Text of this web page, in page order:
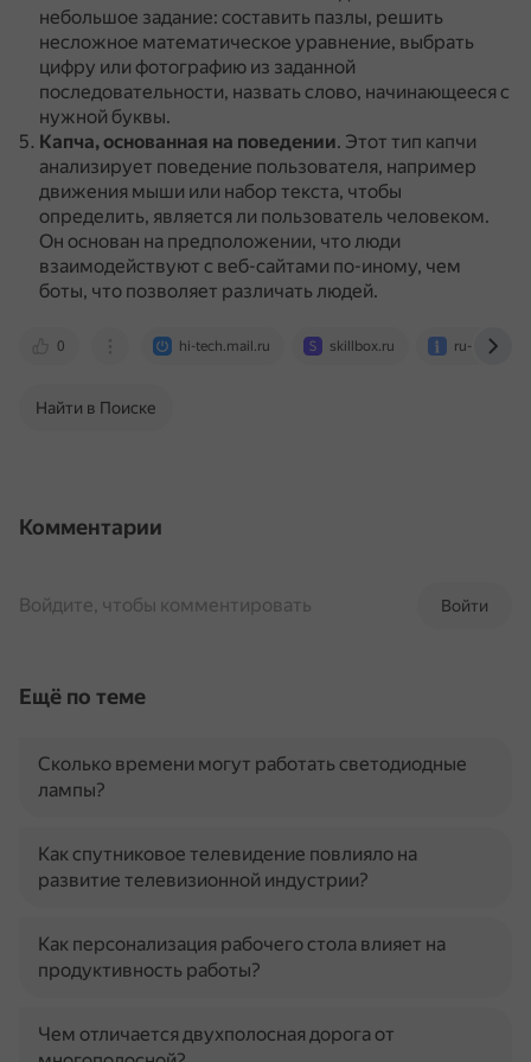
небольшое задание: составить пазлы, решить
несложное математическое уравнение, выбрать
цифру или фотографию из заданной
последовательности, назвать слово, начинающееся с
нужной буквы.
Капча, основанная на поведении. Этот тип капчи
анализирует поведение пользователя, например
движения мыши или набор текста, чтобы
определить, является ли пользователь человеком.
Он основан на предположении, что люди
взаимодействуют с веб-сайтами по-иному, чем
боты, что позволяет различать людей.
0 hi-tech.mail.ru skillbox.ru ru-
Найти в Поиске
Комментарии
Войти
Войдите, чтобы комментировать
Ещё по теме
Сколько времени могут работать светодиодные
лампы?
Как спутниковое телевидение повлияло на
развитие телевизионной индустрии?
Как персонализация рабочего стола влияет на
продуктивность работы?
Чем отличается двухполосная дорога от